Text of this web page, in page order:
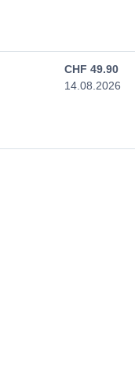
CHF 49.90
14.08.2026